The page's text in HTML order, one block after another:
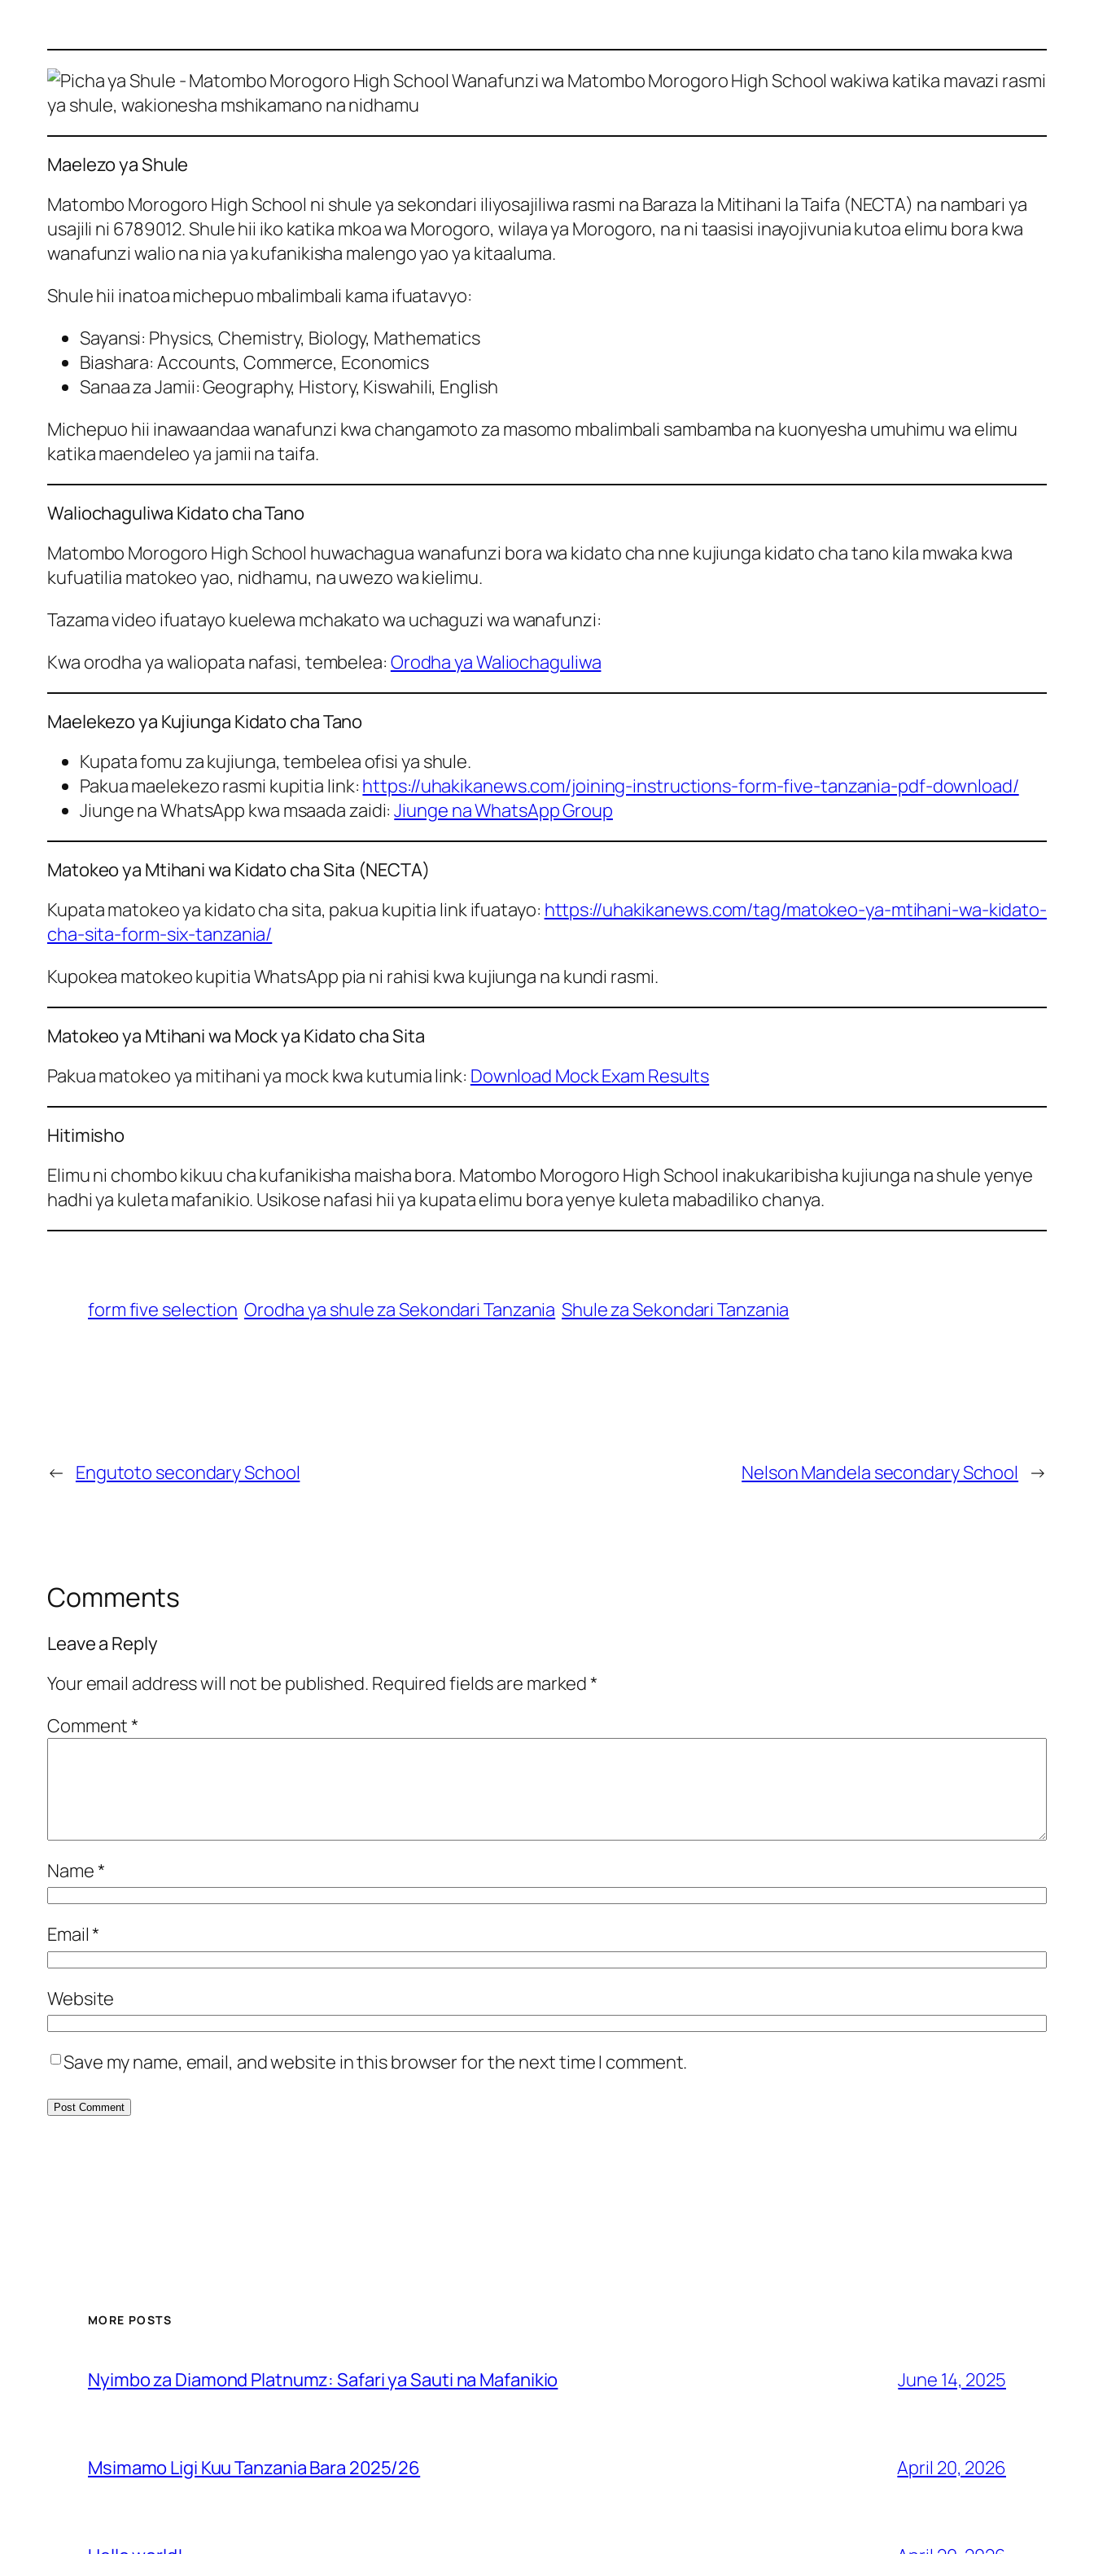
Wanafunzi wa Matombo Morogoro High School wakiwa katika mavazi rasmi
ya shule, wakionesha mshikamano na nidhamu
Maelezo ya Shule
Matombo Morogoro High School ni shule ya sekondari iliyosajiliwa rasmi na Baraza la Mitihani la Taifa (NECTA) na nambari ya
usajili ni 6789012. Shule hii iko katika mkoa wa Morogoro, wilaya ya Morogoro, na ni taasisi inayojivunia kutoa elimu bora kwa
wanafunzi walio na nia ya kufanikisha malengo yao ya kitaaluma.
Shule hii inatoa michepuo mbalimbali kama ifuatavyo:
Sayansi: Physics, Chemistry, Biology, Mathematics
Biashara: Accounts, Commerce, Economics
Sanaa za Jamii: Geography, History, Kiswahili, English
Michepuo hii inawaandaa wanafunzi kwa changamoto za masomo mbalimbali sambamba na kuonyesha umuhimu wa elimu
katika maendeleo ya jamii na taifa.
Waliochaguliwa Kidato cha Tano
Matombo Morogoro High School huwachagua wanafunzi bora wa kidato cha nne kujiunga kidato cha tano kila mwaka kwa
kufuatilia matokeo yao, nidhamu, na uwezo wa kielimu.
Tazama video ifuatayo kuelewa mchakato wa uchaguzi wa wanafunzi:
Kwa orodha ya waliopata nafasi, tembelea: Orodha ya Waliochaguliwa
Maelekezo ya Kujiunga Kidato cha Tano
Kupata fomu za kujiunga, tembelea ofisi ya shule.
Pakua maelekezo rasmi kupitia link: https://uhakikanews.com/joining-instructions-form-five-tanzania-pdf-download/
Jiunge na WhatsApp kwa msaada zaidi:Jiunge na WhatsApp Group
Matokeo ya Mtihani wa Kidato cha Sita (NECTA)
Kupata matokeo ya kidato cha sita, pakua kupitia link ifuatayo: https://uhakikanews.com/tag/matokeo-ya-mtihani-wa-kidato-
cha-sita-form-six-tanzania/
Kupokea matokeo kupitia WhatsApp pia ni rahisi kwa kujiunga na kundi rasmi.
Matokeo ya Mtihani wa Mock ya Kidato cha Sita
Pakua matokeo ya mitihani ya mock kwa kutumia link: Download Mock Exam Results
Hitimisho
Elimu ni chombo kikuu cha kufanikisha maisha bora. Matombo Morogoro High School inakukaribisha kujiunga na shule yenye
hadhi ya kuleta mafanikio. Usikose nafasi hii ya kupata elimu bora yenye kuleta mabadiliko chanya.
form five selection Orodha ya shule za Sekondari Tanzania Shule za Sekondari Tanzania
← Engutoto secondary School Nelson Mandela secondary School →
Comments
Leave a Reply
Your email address will not be published. Required fields are marked*
Comment*
Name*
Email*
Website
Save my name, email, and website in this browser for the next time I comment.
MORE POSTS
Nyimbo za Diamond Platnumz: Safari ya Sauti na Mafanikio June 14, 2025
Msimamo Ligi Kuu Tanzania Bara 2025/26 April 20, 2026